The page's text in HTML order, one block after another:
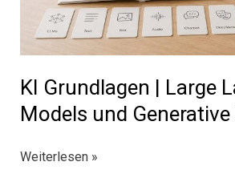
KI Grundlagen | Large
Models und Generative
KI
Weiterlesen »